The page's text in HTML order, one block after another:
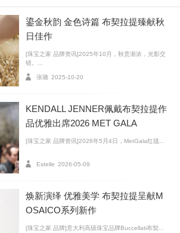
鎏金秋韵 金色诗篇 布契拉提臻献秋
日佳作
[珠宝之家 品牌资讯]2025年10月，秋意渐浓，光影交
错。...
张璐 2025-10-20
KENDALL JENNER佩戴布契拉提作
品优雅出席2026 MET GALA
[珠宝之家 品牌资讯]2026年5月4日，MetGala红毯...
Estelle 2026-05-09
焕新演绎 优雅美学 布契拉提呈献M
OSAICO系列新作
[珠宝之家 品牌]意大利高级珠宝品牌Buccellati布契...